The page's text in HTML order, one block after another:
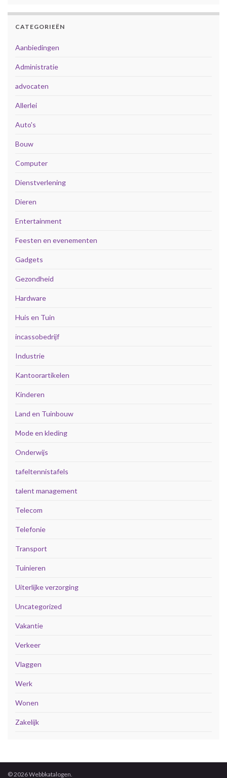
CATEGORIEËN
Aanbiedingen
Administratie
advocaten
Allerlei
Auto's
Bouw
Computer
Dienstverlening
Dieren
Entertainment
Feesten en evenementen
Gadgets
Gezondheid
Hardware
Huis en Tuin
incassobedrijf
Industrie
Kantoorartikelen
Kinderen
Land en Tuinbouw
Mode en kleding
Onderwijs
tafeltennistafels
talent management
Telecom
Telefonie
Transport
Tuinieren
Uiterlijke verzorging
Uncategorized
Vakantie
Verkeer
Vlaggen
Werk
Wonen
Zakelijk
© 2026 Webbkatalogen.